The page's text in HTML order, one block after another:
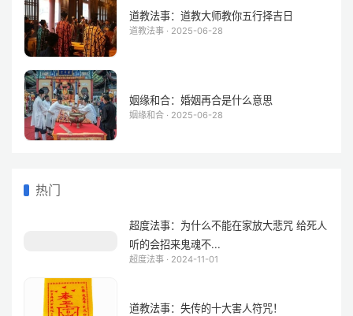
道教法事：道教大师教你五行择吉日
道教法事 · 2025-06-28
姻缘和合：婚姻再合是什么意思
姻缘和合 · 2025-06-28
热门
超度法事：为什么不能在家放大悲咒 给死人
听的会招来鬼魂不...
超度法事 · 2024-11-01
道教法事：失传的十大害人符咒！